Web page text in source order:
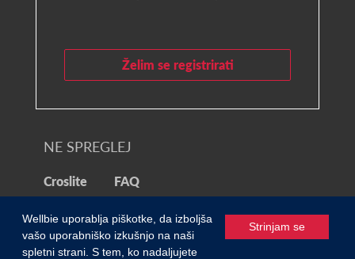
Želim se registrirati
NE SPREGLEJ
Croslite FAQ
© 2021 Wellbie
Zasebnost in piškotki
Strinjam se
Wellbie uporablja piškotke, da izboljša
vašo uporabniško izkušnjo na naši
spletni strani. S tem, ko nadaljujete